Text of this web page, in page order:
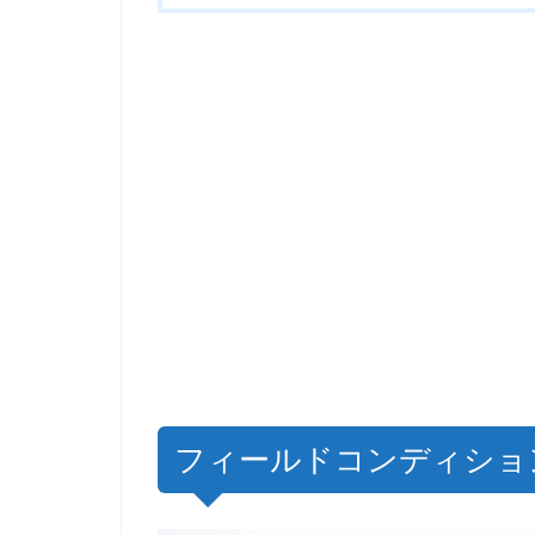
フィールドコンディショ